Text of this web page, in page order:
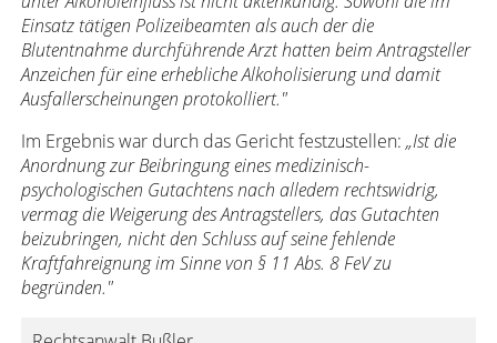
Einsatz tätigen Polizeibeamten als auch der die
Blutentnahme durchführende Arzt hatten beim Antragsteller
Anzeichen für eine erhebliche Alkoholisierung und damit
Ausfallerscheinungen protokolliert."
Im Ergebnis war durch das Gericht festzustellen: „Ist die
Anordnung zur Beibringung eines medizinisch-
psychologischen Gutachtens nach alledem rechtswidrig,
vermag die Weigerung des Antragstellers, das Gutachten
beizubringen, nicht den Schluss auf seine fehlende
Kraftfahreignung im Sinne von § 11 Abs. 8 FeV zu
begründen."